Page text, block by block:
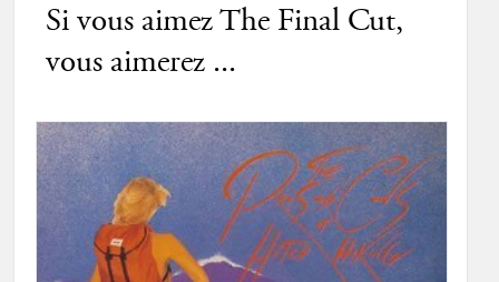
Si vous aimez The Final Cut,
vous aimerez ...